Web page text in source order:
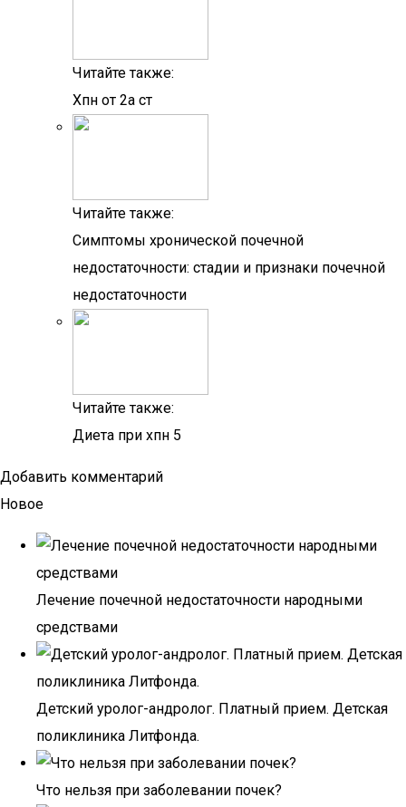
Читайте также:
Хпн от 2а ст
Читайте также:
Симптомы хронической почечной
недостаточности: стадии и признаки почечной
недостаточности
Читайте также:
Диета при хпн 5
Добавить комментарий
Новое
Лечение почечной недостаточности народными
средствами
Детский уролог-андролог. Платный прием. Детская
поликлиника Литфонда.
Что нельзя при заболевании почек?